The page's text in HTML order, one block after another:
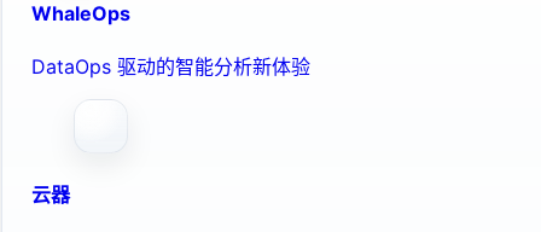
WhaleOps
DataOps 驱动的智能分析新体验
云器